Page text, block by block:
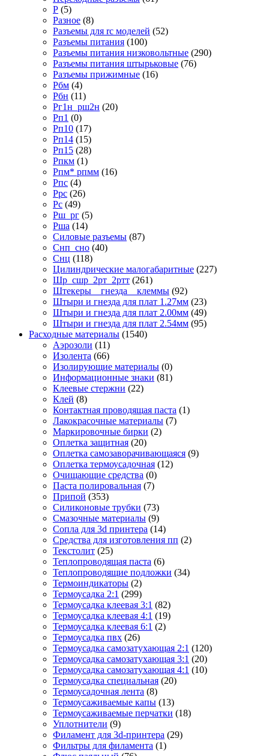
Р (5)
Разное (8)
Разъемы для rc моделей (52)
Разъемы питания (100)
Разъемы питания низковольтные (290)
Разъемы питания штырьковые (76)
Разъемы прижимные (16)
Рбм (4)
Рбн (11)
Рг1н_рш2н (20)
Рп1 (0)
Рп10 (17)
Рп14 (15)
Рп15 (28)
Рпкм (1)
Рпм* рпмм (16)
Рпс (4)
Ррс (26)
Рс (49)
Рш_рг (5)
Рша (14)
Силовые разъемы (87)
Снп_сно (40)
Снц (118)
Цилиндрические малогабаритные (227)
Шр_сшр_2рт_2ртт (261)
Штекеры _ гнезда _ клеммы (92)
Штыри и гнезда для плат 1.27мм (23)
Штыри и гнезда для плат 2.00мм (49)
Штыри и гнезда для плат 2.54мм (95)
Расходные материалы (1540)
Аэрозоли (11)
Изолента (66)
Изолирующие материалы (0)
Информационные знаки (81)
Клеевые стержни (22)
Клей (8)
Контактная проводящая паста (1)
Лакокрасочные материалы (7)
Маркировочные бирки (2)
Оплетка защитная (20)
Оплетка самозаворачивающаяся (9)
Оплетка термоусадочная (12)
Очищающие средства (0)
Паста полировальная (7)
Припой (353)
Силиконовые трубки (73)
Смазочные материалы (9)
Сопла для 3d принтера (14)
Средства для изготовления пп (2)
Текстолит (25)
Теплопроводящая паста (6)
Теплопроводящие подложки (34)
Термоиндикаторы (2)
Термоусадка 2:1 (299)
Термоусадка клеевая 3:1 (82)
Термоусадка клеевая 4:1 (19)
Термоусадка клеевая 6:1 (2)
Термоусадка пвх (26)
Термоусадка самозатухающая 2:1 (120)
Термоусадка самозатухающая 3:1 (20)
Термоусадка самозатухающая 4:1 (10)
Термоусадка специальная (20)
Термоусадочная лента (8)
Термоусаживаемые капы (13)
Термоусаживаемые перчатки (18)
Уплотнители (9)
Филамент для 3d-принтера (29)
Фильтры для филамента (1)